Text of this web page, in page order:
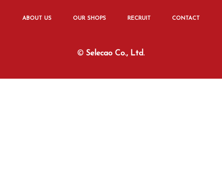
ABOUT US OUR SHOPS RECRUIT CONTACT
© Selecao Co., Ltd.